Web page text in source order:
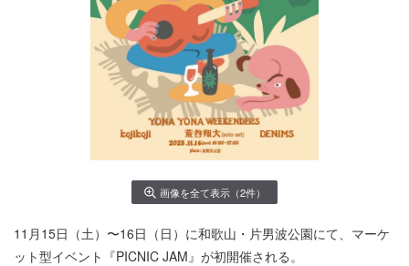
画像を全て表示（2件）
11月15日（土）〜16日（日）に和歌山・片男波公園にて、マーケ
ット型イベント『PICNIC JAM』が初開催される。